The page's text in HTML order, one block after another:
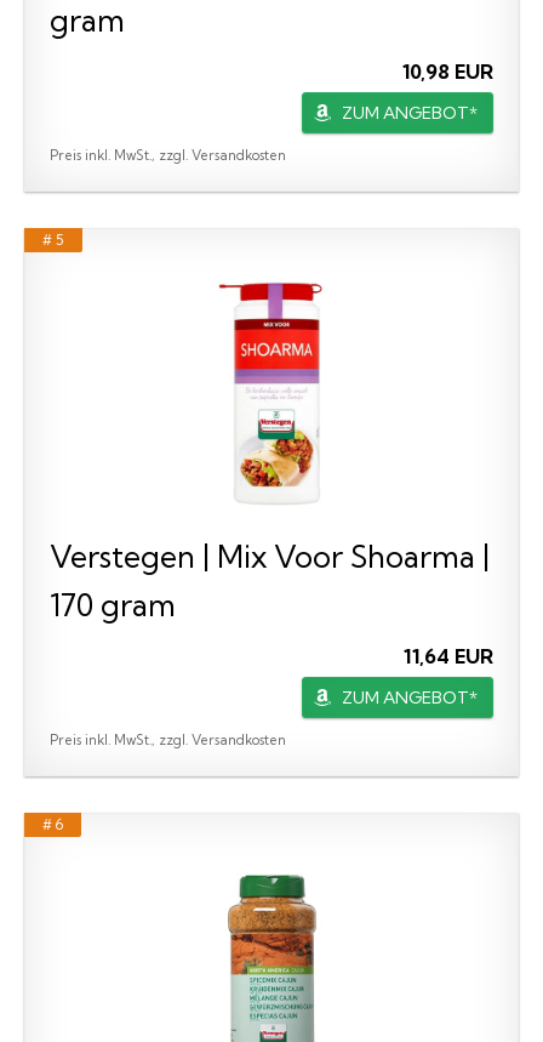
gram
10,98 EUR
ZUM ANGEBOT*
Preis inkl. MwSt., zzgl. Versandkosten
# 5
Verstegen | Mix Voor Shoarma |
170 gram
11,64 EUR
ZUM ANGEBOT*
Preis inkl. MwSt., zzgl. Versandkosten
# 6